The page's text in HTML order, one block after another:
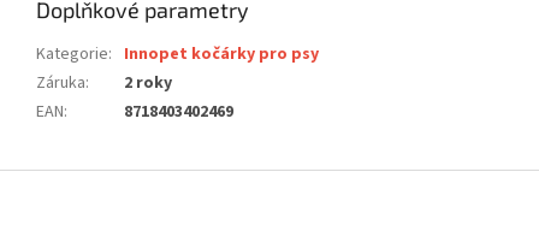
Doplňkové parametry
Kategorie: Innopet kočárky pro psy
Záruka:
2 roky
EAN: 8718403402469